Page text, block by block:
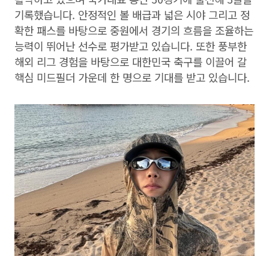
기록했습니다. 안정적인 볼 배급과 넓은 시야 그리고 정
확한 패스를 바탕으로 중원에서 경기의 흐름을 조율하는
능력이 뛰어난 선수로 평가받고 있습니다. 또한 풍부한
해외 리그 경험을 바탕으로 대한민국 축구를 이끌어 갈
핵심 미드필더 가운데 한 명으로 기대를 받고 있습니다.